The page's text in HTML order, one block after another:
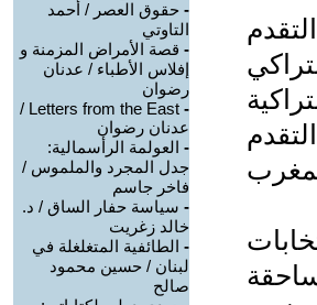
التقدم
- حقوق العصر / أحمد
التاوتي
- قصة الأمراض المزمنة و
إفلاس الأطباء / عدنان
رضوان
-
Letters from the East /
عدنان رضوان
- العولمة الرأسمالية:
جدل المجرد والملموس /
فاخر جاسم
- سياسة حفار الساق / د.
خالد زغريت
- الطائفية المتغلغلة في
لبنان / حسين محمود
صالح